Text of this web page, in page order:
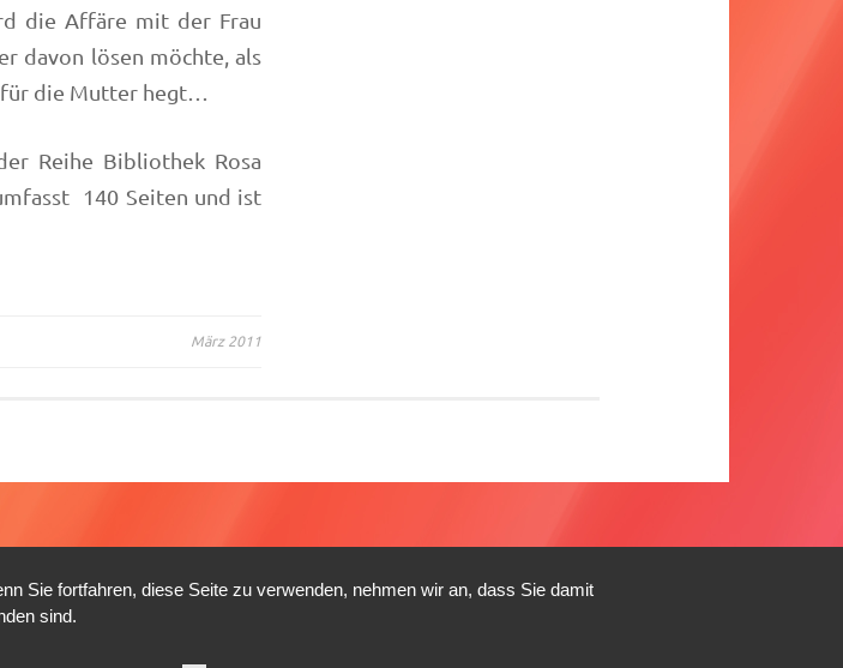
die Affäre mit der Frau
davon lösen möchte, als
für die Mutter hegt…
Reihe Bibliothek Rosa
140 Seiten und ist
März 2011
Sie fortfahren, diese Seite zu verwenden, nehmen wir an, dass Sie damit
sind.